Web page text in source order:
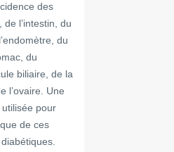
des
l’intestin, du
du
du
biliaire, de la
l’ovaire. Une
pour
de ces